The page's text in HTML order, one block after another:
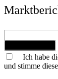
Ich habe
und stimme